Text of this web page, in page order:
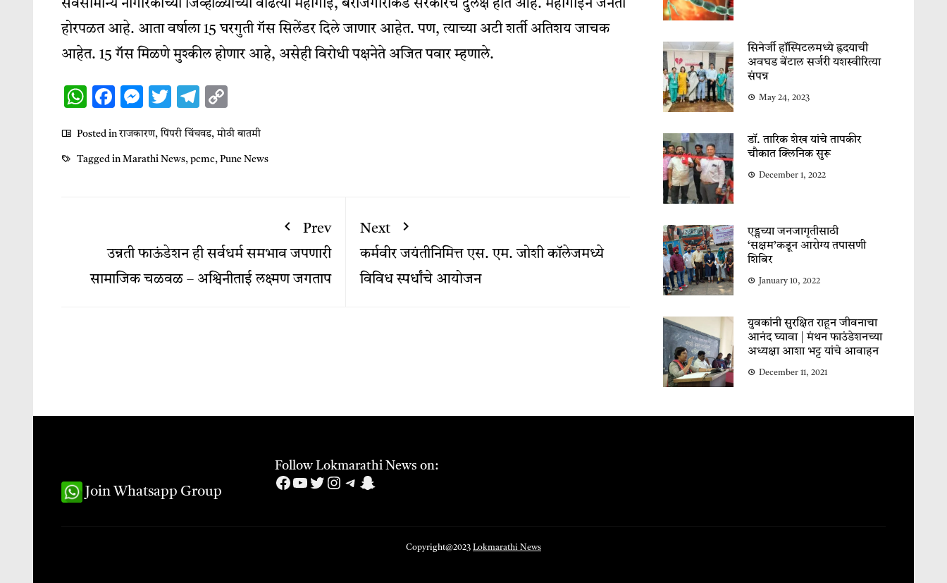
सर्वसामान्य नागरिकांच्या जिव्हाळ्याच्या वाढत्या महागाई, बेरोजगारीकडे सरकारचे दुर्लक्ष होत आहे. महागाईने जनता
होरपळत आहे. आता वर्षाला 15 घरगुती गॅस सिलेंडर दिले जाणार आहेत. पण, त्याच्या अटी शर्ती अतिशय जाचक
आहेत. 15 गॅस मिळणे मुश्कील होणार आहे, असेही विरोधी पक्षनेते अजित पवार म्हणाले.
WhatsApp
Facebook
Messenger
TwitterTelegram
Posted inराजकारण,पिंपरी चिंचवड,मोठी बातमी
Tagged in Marathi News, pcmc, Pune News
Prev
उन्नती फाऊंडेशन ही सर्वधर्म समभाव जपणारी
सामाजिक चळवळ – अश्विनीताई लक्ष्मण जगताप
Next
कर्मवीर जयंतीनिमित्त एस. एम. जोशी कॉलेजमध्ये
विविध स्पर्धांचे आयोजन
सिनेर्जी हॉस्पिटलमध्ये ह्रदयाची
अवघड बेंटाल सर्जरी यशस्वीरित्या
संपन्न
May 24, 2023
डॉ. तारिक शेख यांचे तापकीर
चौकात क्लिनिक सुरू
December 1, 2022
एड्सच्या जनजागृतीसाठी
‘सक्षम’कडून आरोग्य तपासणी
शिबिर
January 10, 2022
युवकांनी सुरक्षित राहून जीवनाचा
आनंद घ्यावा | मंथन फाउंडेशनच्या
अध्यक्षा आशा भट्ट यांचे आवाहन
December 11, 2021
Join Whatsapp Group
Follow Lokmarathi News on:
Facebook
YouTube
Twitter
Instagram
Telegram
Snapchat
Copyright@2023 Lokmarathi News